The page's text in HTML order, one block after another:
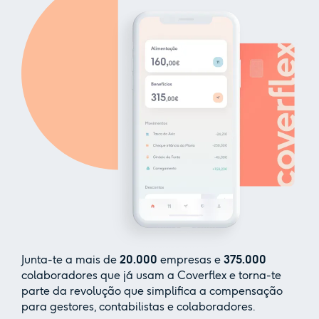
Junta-te a mais de 20.000 empresas e 375.000
colaboradores que já usam a Coverflex e torna-te
parte da revolução que simplifica a compensação
para gestores, contabilistas e colaboradores.